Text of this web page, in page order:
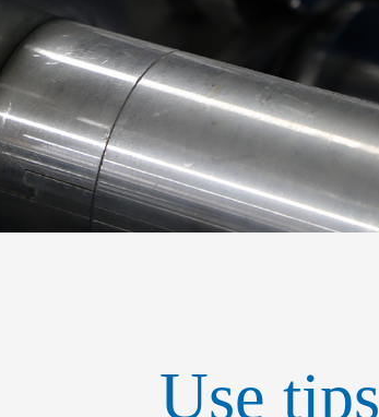
Use tips